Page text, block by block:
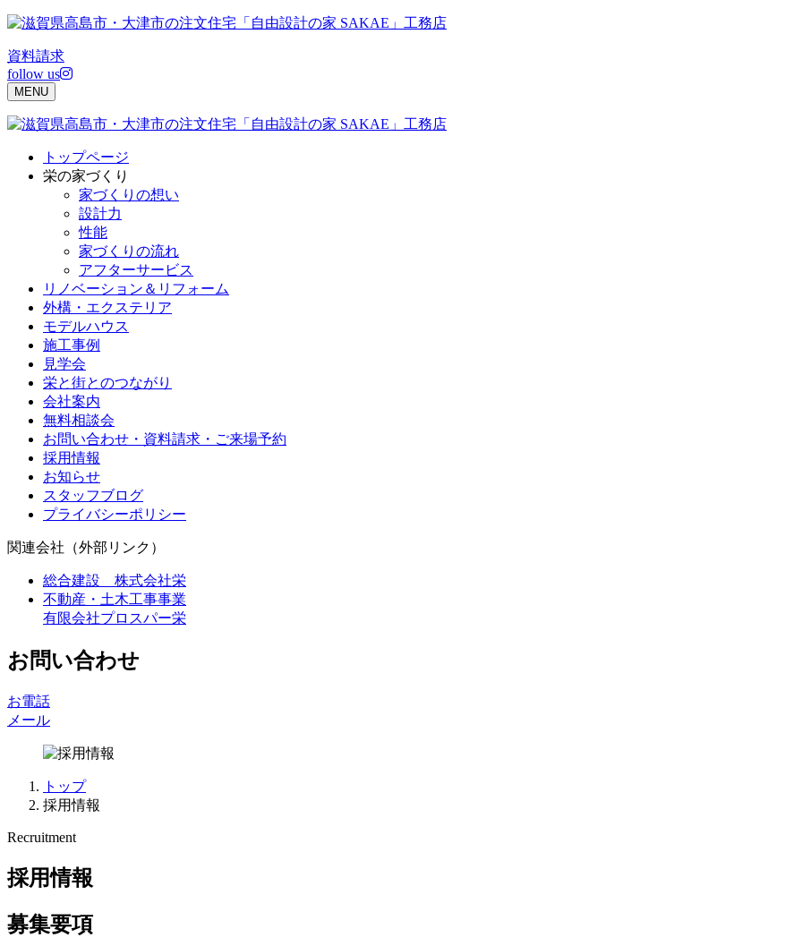
Skip
content
資料請求
follow us
MENU
トップページ
栄の家づくり
家づくりの想い
設計力
性能
家づくりの流れ
アフターサービス
リノベーション＆リフォーム
外構・エクステリア
モデルハウス
施工事例
見学会
栄と街とのつながり
会社案内
無料相談会
お問い合わせ・資料請求・ご来場予約
採用情報
お知らせ
スタッフブログ
プライバシーポリシー
関連会社（外部リンク）
総合建設 株式会社栄
不動産・土木工事事業
有限会社プロスパー栄
お問い合わせ
お電話
メール
トップ
採用情報
Recruitment
採用情報
募集要項